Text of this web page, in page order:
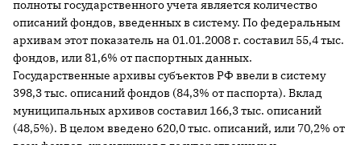
полноты государственного учета является количество
описаний фондов, введенных в систему. По федеральным
архивам этот показатель на 01.01.2008 г. составил 55,4 тыс.
фондов, или 81,6% от паспортных данных.
Государственные архивы субъектов РФ ввели в систему
398,3 тыс. описаний фондов (84,3% от паспорта). Вклад
муниципальных архивов составил 166,3 тыс. описаний
(48,5%). В целом введено 620,0 тыс. описаний, или 70,2% от